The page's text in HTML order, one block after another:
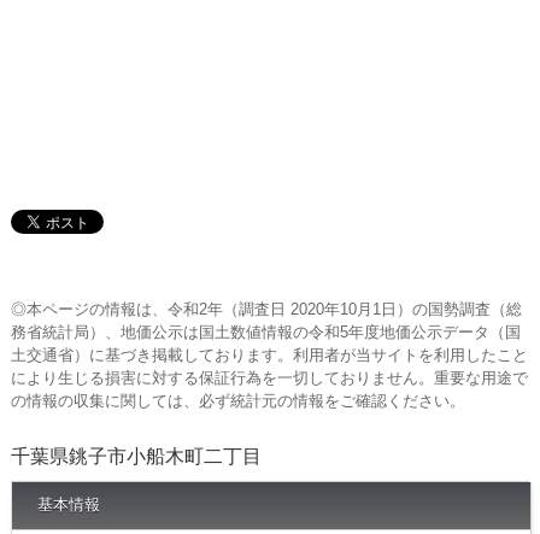
◎本ページの情報は、令和2年（調査日 2020年10月1日）の国勢調査（総
務省統計局）、地価公示は国土数値情報の令和5年度地価公示データ（国
土交通省）に基づき掲載しております。利用者が当サイトを利用したこと
により生じる損害に対する保証行為を一切しておりません。重要な用途で
の情報の収集に関しては、必ず統計元の情報をご確認ください。
千葉県銚子市小船木町二丁目
基本情報